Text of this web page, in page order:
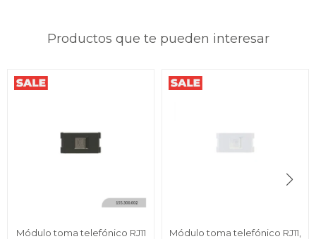
Productos que te pueden interesar
Módulo toma telefónico RJ11
Módulo toma telefónico RJ11,